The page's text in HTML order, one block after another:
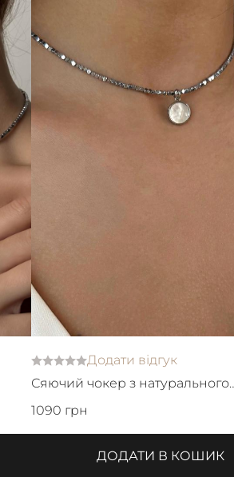
Додати відгук
Сяючий чокер з натурального
гематиту з колом
1090 грн
ДОДАТИ В КОШИК